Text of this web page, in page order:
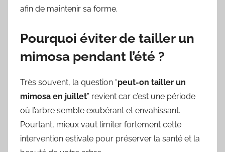
afin de maintenir sa forme.
Pourquoi éviter de tailler un
mimosa pendant l’été ?
Très souvent, la question “peut-on tailler un
mimosa en juillet” revient car c’est une période
où l’arbre semble exubérant et envahissant.
Pourtant, mieux vaut limiter fortement cette
intervention estivale pour préserver la santé et la